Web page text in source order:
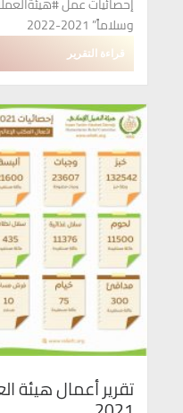
وسلاماً” 2021-2022
قراءة التقرير
تقرير أعمال هيئة